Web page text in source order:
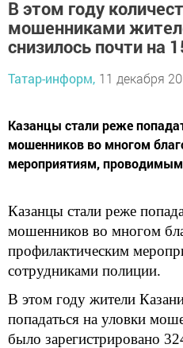
В этом году
мошенниками
снизилось почти на
Татар-информ, 11 декабря
Казанцы стали реже
мошенников во многом
мероприятиям,
Казанцы стали реже
мошенников во многом
профилактическим
сотрудниками полиции.
В этом году жители
попадаться на уловки
было зарегистрировано